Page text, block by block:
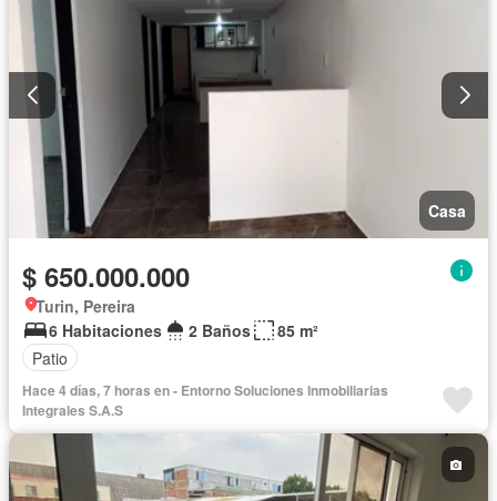
Casa
$ 650.000.000
Turin, Pereira
6 Habitaciones
2 Baños
85 m²
Patio
Hace 4 días, 7 horas en - Entorno Soluciones Inmobiliarias
Integrales S.A.S